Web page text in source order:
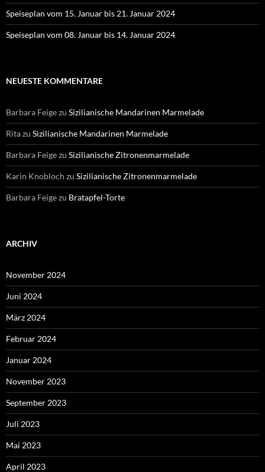
Speiseplan vom 15. Januar bis 21. Januar 2024
Speiseplan vom 08. Januar bis 14. Januar 2024
NEUESTE KOMMENTARE
Barbara Feigezu Sizilianische Mandarinen Marmelade
Ritazu Sizilianische Mandarinen Marmelade
Barbara Feigezu Sizilianische Zitronenmarmelade
Karin Knobloch zu Sizilianische Zitronenmarmelade
Barbara Feigezu Bratapfel-Torte
ARCHIV
November 2024
Juni 2024
März 2024
Februar 2024
Januar 2024
November 2023
September 2023
Juli 2023
Mai 2023
April 2023